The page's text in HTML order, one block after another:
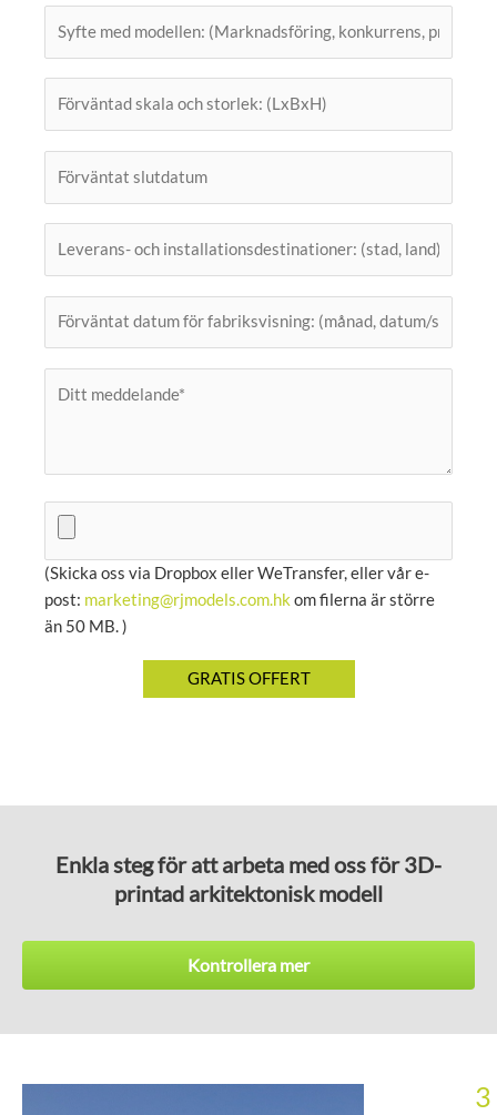
(Skicka oss via Dropbox eller WeTransfer, eller vår e-
post: marketing@rjmodels.com.hk om filerna är större
än 50 MB. )
Enkla steg för att arbeta med oss för 3D-
printad arkitektonisk modell
Kontrollera mer
3